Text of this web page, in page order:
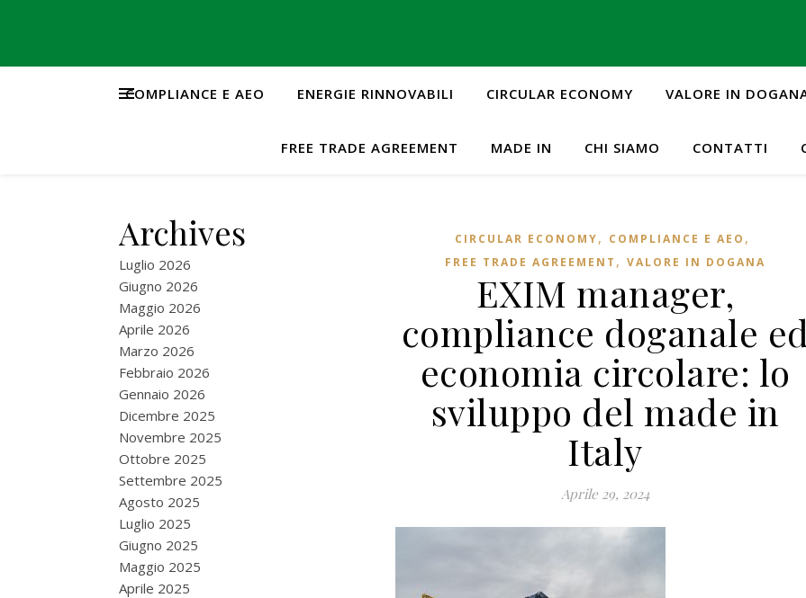
COMPLIANCE E AEO ENERGIE RINNOVABILI CIRCULAR ECONOMY VALORE IN
FREE TRADE AGREEMENT MADE IN CHI SIAMO CONTATTI
Archives
Luglio 2026
Giugno 2026
Maggio 2026
Aprile 2026
Marzo 2026
Febbraio 2026
Gennaio 2026
Dicembre 2025
Novembre 2025
Ottobre 2025
Settembre 2025
Agosto 2025
Luglio 2025
Giugno 2025
Maggio 2025
Aprile 2025
CIRCULAR ECONOMY, COMPLIANCE E AEO ,
FREE TRADE AGREEMENT , VALORE IN DOGANA
EXIM manager,
compliance doganale ed
economia circolare: lo
sviluppo del made in
Italy
Aprile 29, 2024